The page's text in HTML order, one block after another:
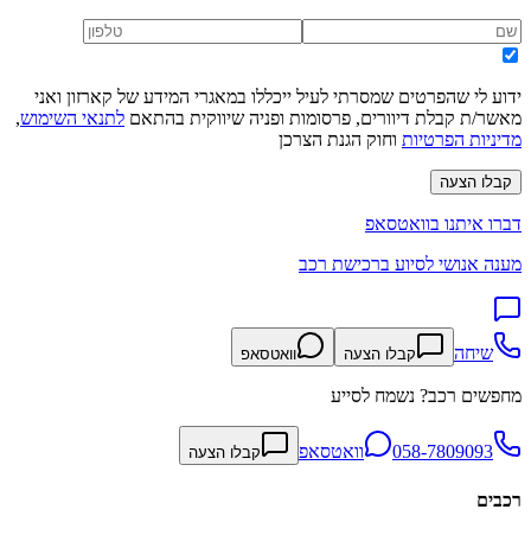
ידוע לי שהפרטים שמסרתי לעיל ייכללו במאגרי המידע של קארזון ואני
מאשר/ת קבלת דיוורים, פרסומות ופניה שיווקית בהתאם לתנאי השימוש,
מדיניות הפרטיות וחוק הגנת הצרכן
קבלו הצעה
דברו איתנו בוואטסאפ
מענה אנושי לסיוע ברכישת רכב
שיחה קבלו הצעה וואטסאפ
מחפשים רכב? נשמח לסייע
058-7809093 וואטסאפ קבלו הצעה
רכבים